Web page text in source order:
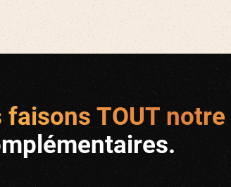
faisons TOUT notre